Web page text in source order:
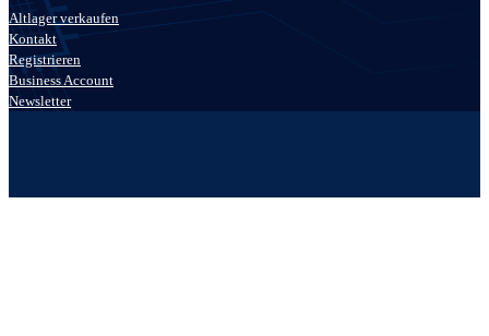
Altlager verkaufen
Kontakt
Registrieren
Business Account
Newsletter